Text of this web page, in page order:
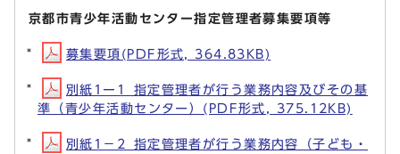
京都市青少年活動センター指定管理者募集要項等
募集要項(PDF形式, 364.83KB)
別紙1ー1_指定管理者が行う業務内容及びその基
準（青少年活動センター）(PDF形式, 375.12KB)
別紙1－2_指定管理者が行う業務内容（子ども・